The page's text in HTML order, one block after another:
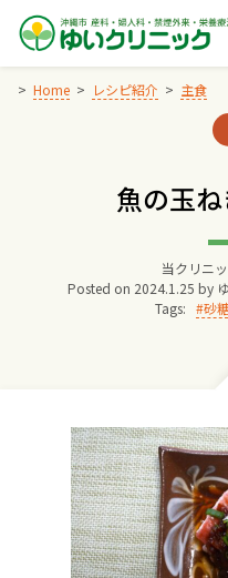
Skip
content
Home レシピ紹介 主食
魚の玉
当クリニ
Posted on 2024.1.25 by
Tags:
砂
院長か
お